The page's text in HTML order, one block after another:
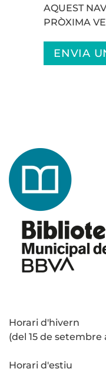
AQUEST
PRÒXIMA
ENVIA
Horari d'hivern
(del 15 de setembre
Horari d'estiu